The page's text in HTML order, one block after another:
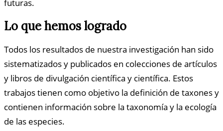
futuras.
Lo que hemos logrado
Todos los resultados de nuestra investigación han sido
sistematizados y publicados en colecciones de artículos
y libros de divulgación científica y científica. Estos
trabajos tienen como objetivo la definición de taxones y
contienen información sobre la taxonomía y la ecología
de las especies.